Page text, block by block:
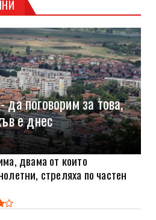
поговорим за това,
е днес
двама от които
стреляха по частен